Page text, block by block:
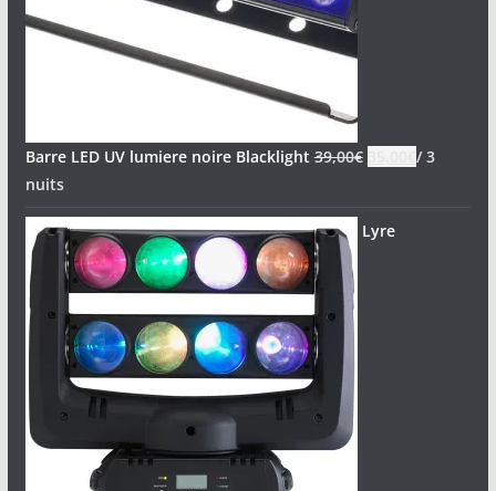
Barre LED UV lumiere noire Blacklight 39,00€
/ 3
nuits
Lyre